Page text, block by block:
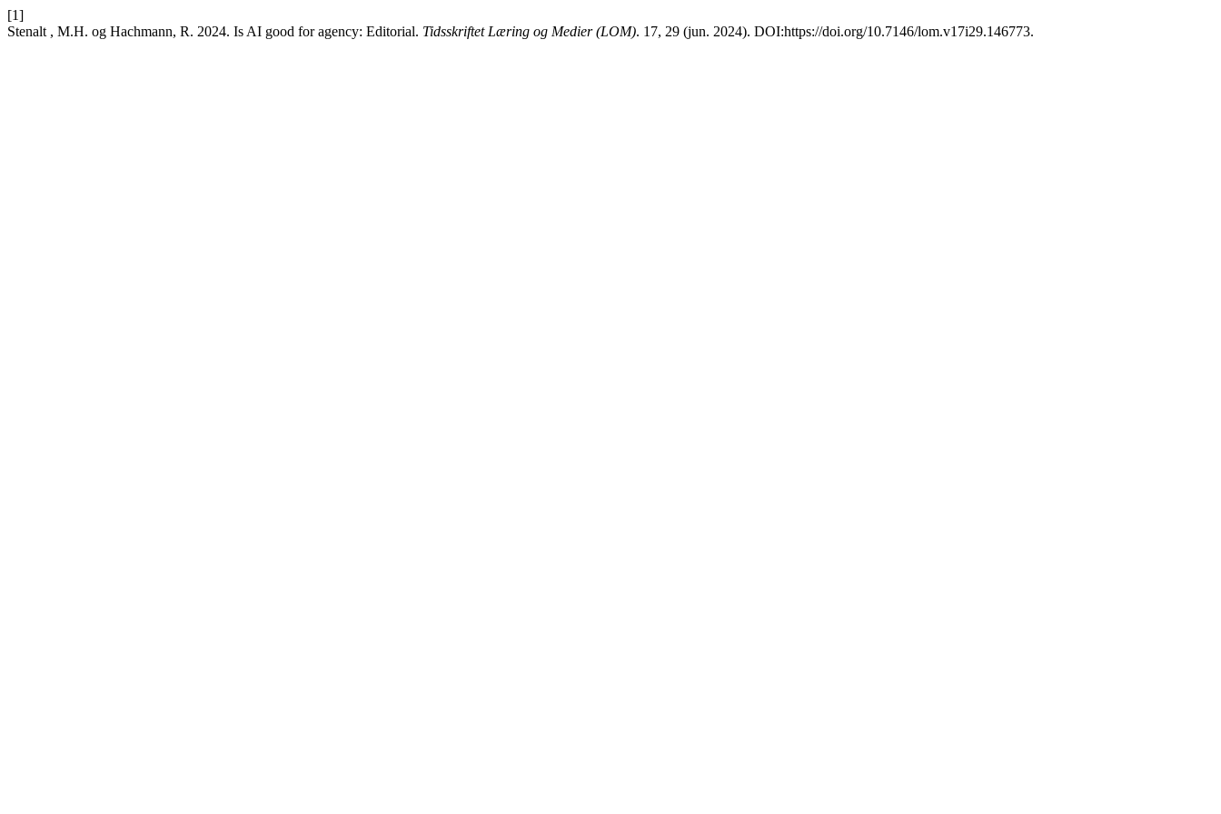
[1]
Stenalt , M.H. og Hachmann, R. 2024. Is AI good for agency: Editorial. Tidsskriftet Læring og Medier (LOM). 17, 29 (jun. 2024). DOI:https://doi.org/10.7146/lom.v17i29.146773.